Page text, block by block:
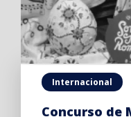
Internacional
Concurso de